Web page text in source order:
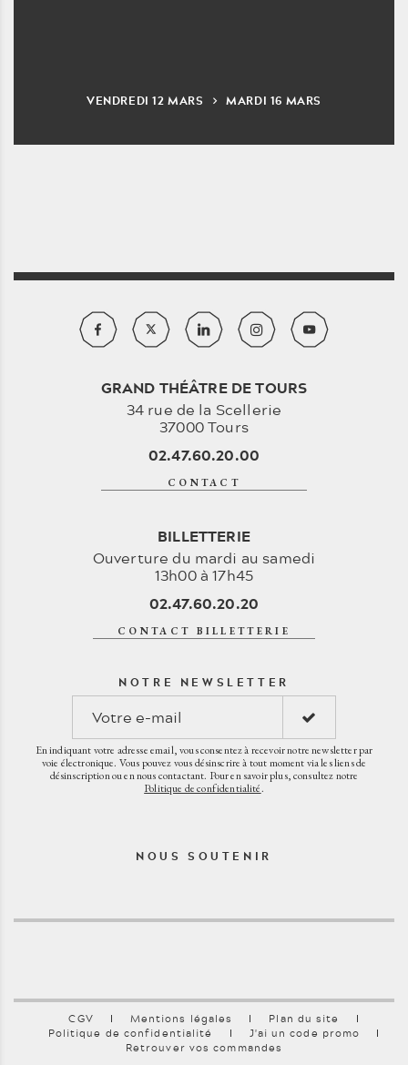
VENDREDI12MARS MARDI 16 MARS
GRAND THÉÂTRE DE TOURS
34 rue de la Scellerie
37000 Tours
02.47.60.20.00
CONTACT
BILLETTERIE
Ouverture du mardi au samedi
13h00 à 17h45
02.47.60.20.20
CONTACT BILLETTERIE
NOTRE NEWSLETTER
En indiquant votre adresse email, vous consentez à recevoir notre newsletter par
voie électronique. Vous pouvez vous désinscrire à tout moment via les liens de
désinscription ou en nous contactant. Pour en savoir plus, consultez notre
Politique de confidentialité.
NOUS SOUTENIR
CGV Mentions légales
Plan du site
Politique de confidentialité
J'ai un code promo
Retrouver vos commandes